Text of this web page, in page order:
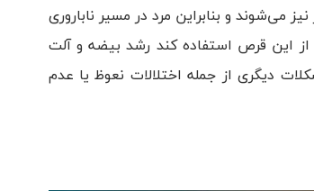
می‌شوند و بنابراین مرد در مسیر ناباروری
از این قرص استفاده کند رشد بیضه و آلت
دیگری از جمله اختلالات نعوظ یا عدم